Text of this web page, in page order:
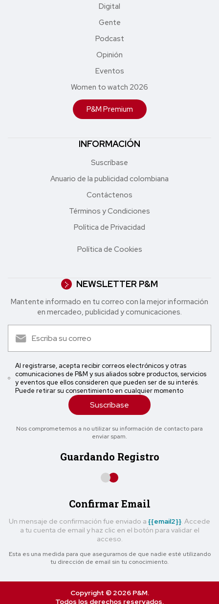
Digital
Gente
Podcast
Opinión
Eventos
Women to watch 2026
P&M Premium
INFORMACIÓN
Suscríbase
Anuario de la publicidad colombiana
Contáctenos
Términos y Condiciones
Política de Privacidad
Política de Cookies
NEWSLETTER P&M
Mantente informado en tu correo con la mejor in formación
en mercadeo, publicidad y comunicaciones.
Al registrarse, acepta recibir correos electrónicos y otras
comunicaciones de P&M y sus aliados sobre productos, servicios
y eventos que ellos consideren que pueden ser de su interés.
Puede retirar su consentimiento en cualquier momento
Suscríbase
Nos comprometemos a no utilizar su información de contacto para
enviar spam.
Guardando Registro
Confirmar Email
Un mensaje de confirmación fue enviado a {{email2}}. Accede
a tu cuenta de email y haz clic en el botón para validar el
acceso.
Esta es una medida para que asegurarnos de que nadie esté utilizando
tu dirección de email sin tu conocimiento.
Copyright © 2026 P&M.
Todos los derechos reservados.